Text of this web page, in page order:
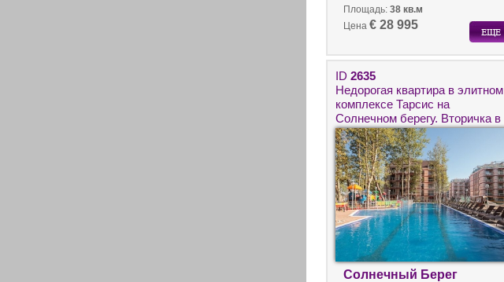
Площадь: 38 кв.м
Цена € 28 995
ID 2635
Недорогая квартира в элитном
комплексе Тарсис на
Солнечном берегу. Вторичка в
Болгарии на побережье.
Солнечный Берег